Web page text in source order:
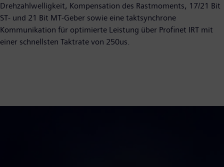
Drehzahlwelligkeit, Kompensation des Rastmoments, 17/21 Bit
ST- und 21 Bit MT-Geber sowie eine taktsynchrone
Kommunikation für optimierte Leistung über Profinet IRT mit
einer schnellsten Taktrate von 250us.